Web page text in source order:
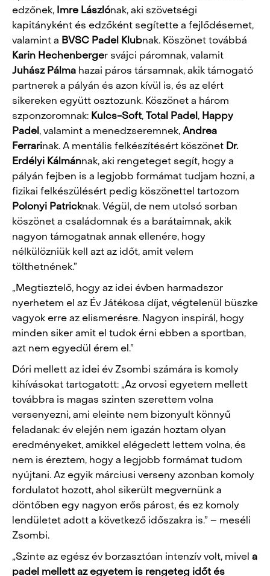
edzőnek,
Imre Lászlónak, aki szövetségi
kapitányként és edzőként segítette a fejlődésemet,
valamint a BVSC Padel Klubnak. Köszönet továbbá
Karin Hechenberger svájci páromnak, valamit
Juhász Pálma hazai páros társamnak, akik támogató
partnerek a pályán és azon kívül is, és az elért
sikereken együtt osztozunk. Köszönet a három
szponzoromnak: Kulcs-Soft, Total Padel , Happy
Padel , valamint a menedzseremnek, Andrea
Ferrarinak. A mentális felkészítésért köszönet Dr.
Erdélyi Kálmánnak, aki rengeteget segít, hogy a
pályán fejben is a legjobb formámat tudjam hozni, a
fizikai felkészülésért pedig köszönettel tartozom
Polonyi Patricknak. Végül, de nem utolsó sorban
köszönet a családomnak és a barátaimnak, akik
nagyon támogatnak annak ellenére, hogy
nélkülözniük kell azt az időt, amit velem
tölthetnének.”
„Megtisztelő, hogy az idei évben harmadszor
nyerhetem el az Év Játékosa díjat, végtelenül büszke
vagyok erre az elismerésre. Nagyon inspirál, hogy
minden siker amit el tudok érni ebben a sportban,
azt nem egyedül érem el.”
Dóri mellett az idei év Zsombi számára is komoly
kihívásokat tartogatott: „Az orvosi egyetem mellett
továbbra is magas szinten szerettem volna
versenyezni, ami eleinte nem bizonyult könnyű
feladanak: év elején nem igazán hoztam olyan
eredményeket, amikkel elégedett lettem volna, és
nem is éreztem, hogy a legjobb formámat tudom
nyújtani. Az egyik márciusi verseny azonban komoly
fordulatot hozott, ahol sikerült megvernünk a
döntőben egy nagyon erős párost, és ez komoly
lendületet adott a következő időszakra is.” – meséli
Zsombi.
„Szinte az egész év borzasztóan intenzív volt, mivel a
padel mellett az egyetem is rengeteg időt és